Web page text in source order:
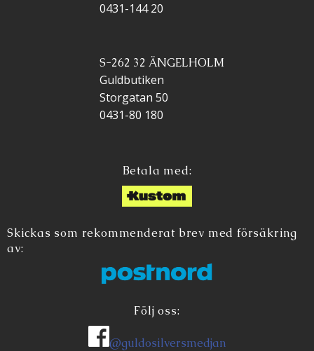
0431-144 20
S-262 32 ÄNGELHOLM
Guldbutiken
Storgatan 50
0431-80 180
Betala med:
Skickas som rekommenderat brev med försäkring
av:
Följ oss:
@guldosilversmedjan